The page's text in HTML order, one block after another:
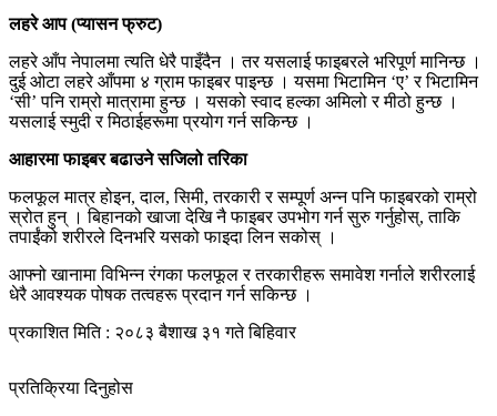
लहरे आप (प्यासन फ्रुट)
लहरे आँप नेपालमा त्यति धेरै पाइँदैन । तर यसलाई फाइबरले भरिपूर्ण मानिन्छ ।
दुई ओटा लहरे आँपमा ४ ग्राम फाइबर पाइन्छ । यसमा भिटामिन ‘ए’ र भिटामिन
‘सी’ पनि राम्रो मात्रामा हुन्छ । यसको स्वाद हल्का अमिलो र मीठो हुन्छ ।
यसलाई स्मुदी र मिठाईहरूमा प्रयोग गर्न सकिन्छ ।
आहारमा फाइबर बढाउने सजिलो तरिका
फलफूल मात्र होइन, दाल, सिमी, तरकारी र सम्पूर्ण अन्न पनि फाइबरको राम्रो
स्रोत हुन् । बिहानको खाजा देखि नै फाइबर उपभोग गर्न सुरु गर्नुहोस्, ताकि
तपाईंको शरीरले दिनभरि यसको फाइदा लिन सकोस् ।
आफ्नो खानामा विभिन्न रंगका फलफूल र तरकारीहरू समावेश गर्नाले शरीरलाई
धेरै आवश्यक पोषक तत्वहरू प्रदान गर्न सकिन्छ ।
प्रकाशित मिति : २०८३ बैशाख ३१ गते बिहिवार
प्रतिक्रिया दिनुहोस